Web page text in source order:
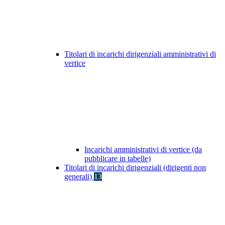
Titolari di incarichi dirigenziali amministrativi di
vertice
Incarichi amministrativi di vertice (da
pubblicare in tabelle)
Titolari di incarichi dirigenziali (dirigenti non
generali) 13